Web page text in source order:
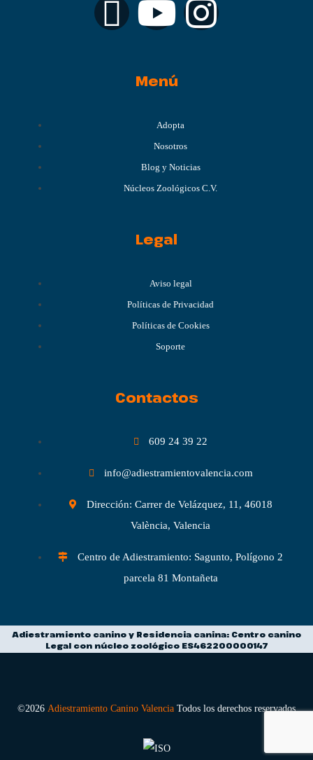
Menú
Adopta
Nosotros
Blog y Noticias
Núcleos Zoológicos C.V.
Legal
Aviso legal
Políticas de Privacidad
Políticas de Cookies
Soporte
Contactos
609 24 39 22
info@adiestramientovalencia.com
Dirección: Carrer de Velázquez, 11, 46018
València, Valencia
Centro de Adiestramiento: Sagunto, Polígono 2
parcela 81 Montañeta
Adiestramiento canino y Residencia canina: Centro canino
Legal con núcleo zoológico ES462200000147
©2026 Adiestramiento Canino Valencia Todos los derechos reservados